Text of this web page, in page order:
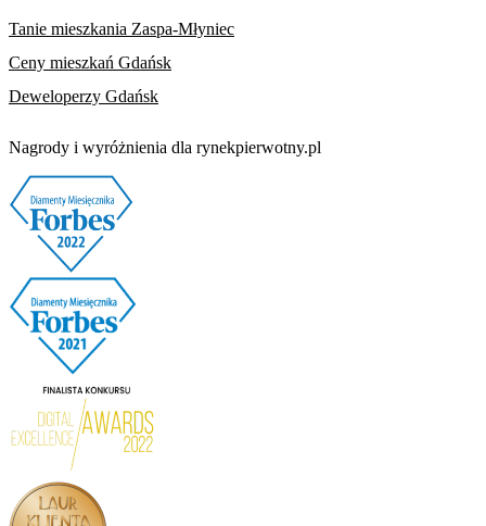
Tanie mieszkania Zaspa-Młyniec
Ceny mieszkań Gdańsk
Deweloperzy Gdańsk
Nagrody i wyróżnienia dla rynekpierwotny.pl